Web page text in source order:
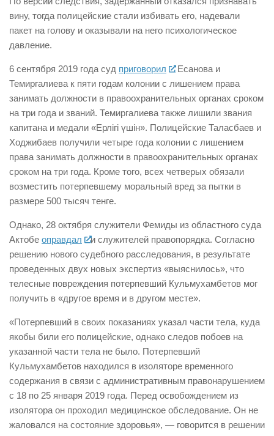
вину, тогда полицейские стали избивать его, надевали
пакет на голову и оказывали на него психологическое
давление.
6 сентября 2019 года суд приговорил
Есанова и
Темиргалиева к пяти годам колонии с лишением права
занимать должности в правоохранительных органах сроком
на три года и званий. Темиргалиева также лишили звания
капитана и медали «Ерлігі үшін». Полицейские Таласбаев и
Ходжибаев получили четыре года колонии с лишением
права занимать должности в правоохранительных органах
сроком на три года. Кроме того, всех четверых обязали
возместить потерпевшему моральный вред за пытки в
размере 500 тысяч тенге.
Однако, 28 октября служители Фемиды из областного суда
Актобе оправдал
и служителей правопорядка. Согласно
решению нового судебного расследования, в результате
проведенных двух новых экспертиз «выяснилось», что
телесные повреждения потерпевший Кульмухамбетов мог
получить в «другое время и в другом месте».
«Потерпевший в своих показаниях указал части тела, куда
якобы били его полицейские, однако следов побоев на
указанной части тела не было. Потерпевший
Кульмухамбетов находился в изоляторе временного
содержания в связи с административным правонарушением
с 18 по 25 января 2019 года. Перед освобождением из
изолятора он проходил медицинское обследование. Он не
жаловался на состояние здоровья», — говорится в решении